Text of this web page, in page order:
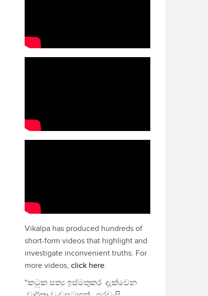
Vikalpa has produced hundreds of
short-form videos that highlight and
investigate inconvenient truths. For
more videos, click here.
"කටුක සත්‍ය ඉස්මතුකර දැක්වෙන